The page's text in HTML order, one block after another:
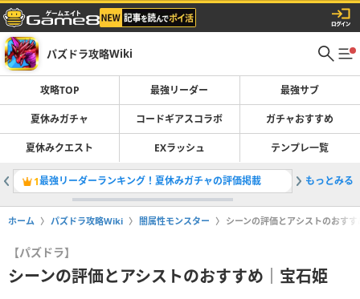
パズドラ攻略Wiki
攻略TOP 最強リーダー 最強サブ
夏休みガチャ コードギアスコラボ ガチャおすすめ
夏休みクエスト EXラッシュ テンプレ一覧
1最強リーダーランキング！夏休みガチャの評価掲載 2夏休み
もっとみる
ホーム パズドラ攻略Wiki 闇属性モンスター シーンの評価とアシストのおす
【パズドラ】
シーンの評価とアシストのおすすめ｜宝石姫